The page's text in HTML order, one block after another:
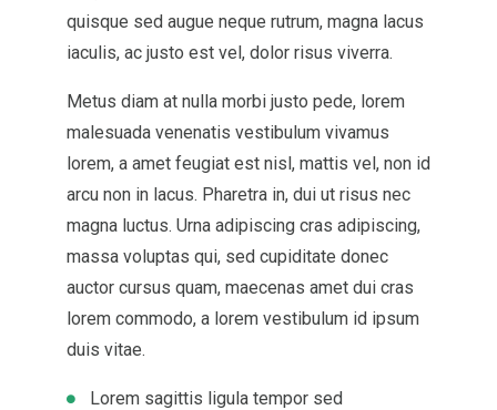
quisque sed augue neque rutrum, magna lacus
iaculis, ac justo est vel, dolor risus viverra.
Metus diam at nulla morbi justo pede, lorem
malesuada venenatis vestibulum vivamus
lorem, a amet feugiat est nisl, mattis vel, non id
arcu non in lacus. Pharetra in, dui ut risus nec
magna luctus. Urna adipiscing cras adipiscing,
massa voluptas qui, sed cupiditate donec
auctor cursus quam, maecenas amet dui cras
lorem commodo, a lorem vestibulum id ipsum
duis vitae.
Lorem sagittis ligula tempor sed